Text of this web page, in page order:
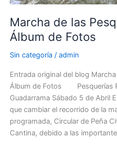
Marcha de las
Álbum de Fotos
Sin categoría / admin
Entrada original del blog
Álbum de Fotos Pesquerías
Guadarrama Sábado 5 de Abril
que cambiar el recorrido de la
programada, Circular de Peña
Cantina, debido a las